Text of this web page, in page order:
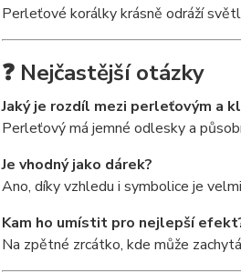
Perleťové korálky krásně odráží
❓ Nejčastější otázky
Jaký je rozdíl mezi perleťovým a
Perleťový má jemné odlesky a
Je vhodný jako dárek?
Ano, díky vzhledu i symbolice je
Kam ho umístit pro nejlepší
Na zpětné zrcátko, kde může